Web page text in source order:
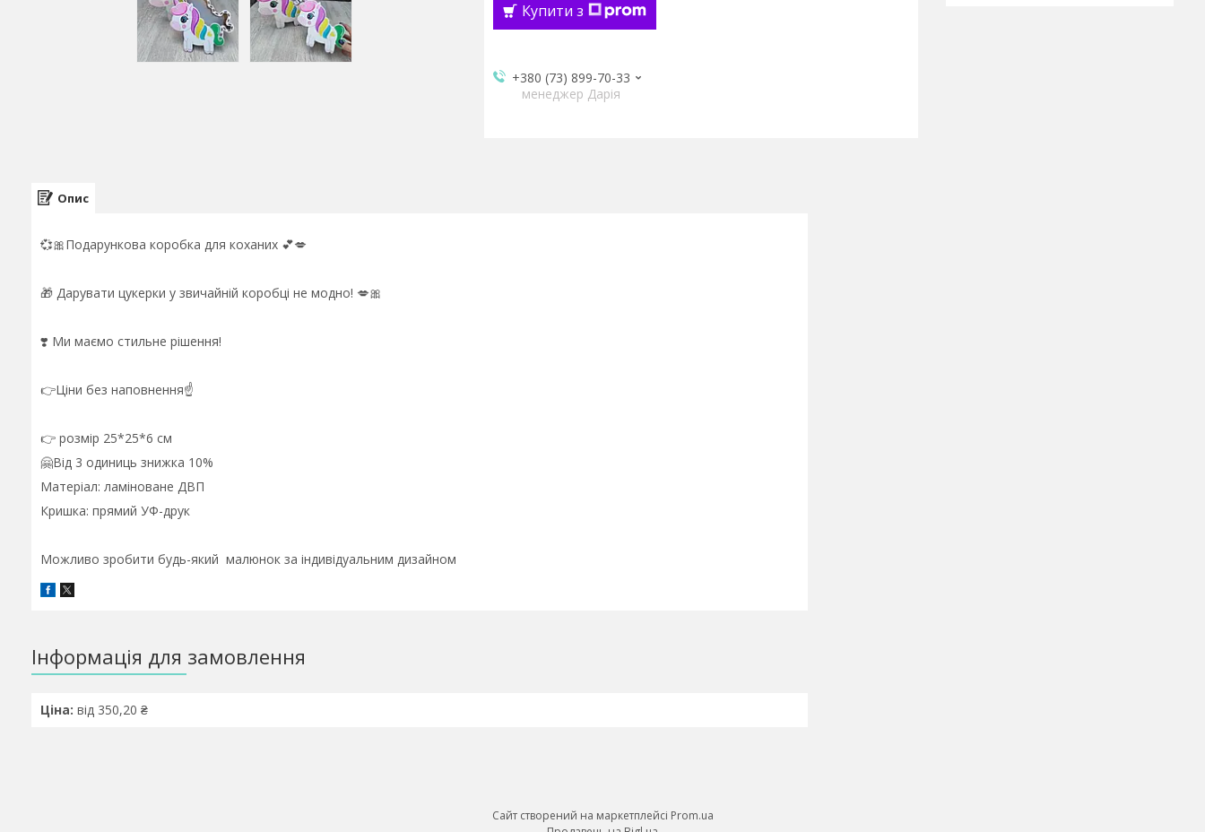
Купити з
+380 (73) 899-70-33
менеджер Дарія
Опис
💞🎀Подарункова коробка для коханих 💕💋
🎁 Дарувати цукерки у звичайній коробці не модно! 💋🎀
❣️ Ми маємо стильне рішення!
👉Ціни без наповнення☝️
👉 розмір 25*25*6 см
🤗Від 3 одиниць знижка 10%
Матеріал: ламіноване ДВП
Кришка: прямий УФ-друк
Можливо зробити будь-який малюнок за індивідуальним дизайном
Інформація для замовлення
Ціна: від 350,20 ₴
Сайт створений на маркетплейсі Prom.ua